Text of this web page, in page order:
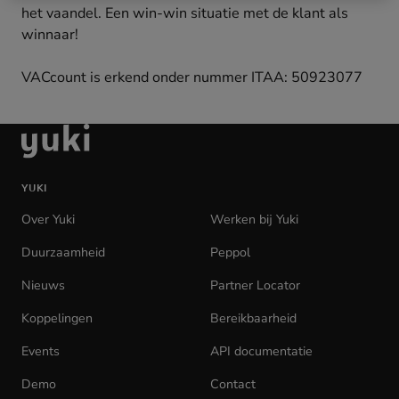
het vaandel. Een win-win situatie met de klant als
winnaar!
VACcount is erkend onder nummer ITAA: 50923077
Ga
naar
homepage
YUKI
Over Yuki Werken bij Yuki
Duurzaamheid
Peppol
Nieuws
Partner Locator
Koppelingen
Bereikbaarheid
Events
API documentatie
Demo Contact